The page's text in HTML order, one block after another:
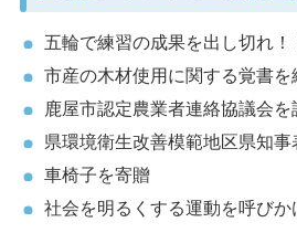
五輪で練習の成果を出し切れ！
市産の木材使用に関する覚書を
鹿屋市認定農業者連絡協議会を
県環境衛生改善模範地区県知事
車椅子を寄贈
社会を明るくする運動を呼びか